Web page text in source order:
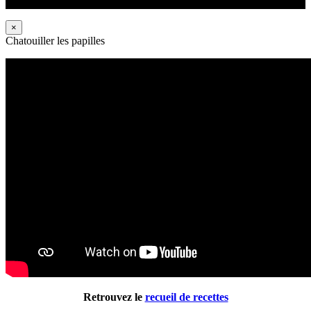
×
Chatouiller les papilles
Retrouvez le recueil de recettes